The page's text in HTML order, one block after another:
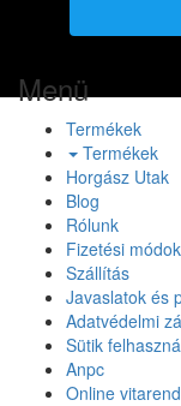
Menü
Termékek
Termékek
Horgász Utak
Blog
Rólunk
Fizetési módok
Szállítás
Javaslatok és
Adatvédelmi
Sütik
Anpc
Online